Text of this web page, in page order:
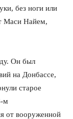
без ноги или
Маси Найем,
Он был
на Донбассе,
старое
м
от вооруженной